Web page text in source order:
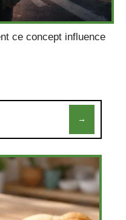
ce concept influence